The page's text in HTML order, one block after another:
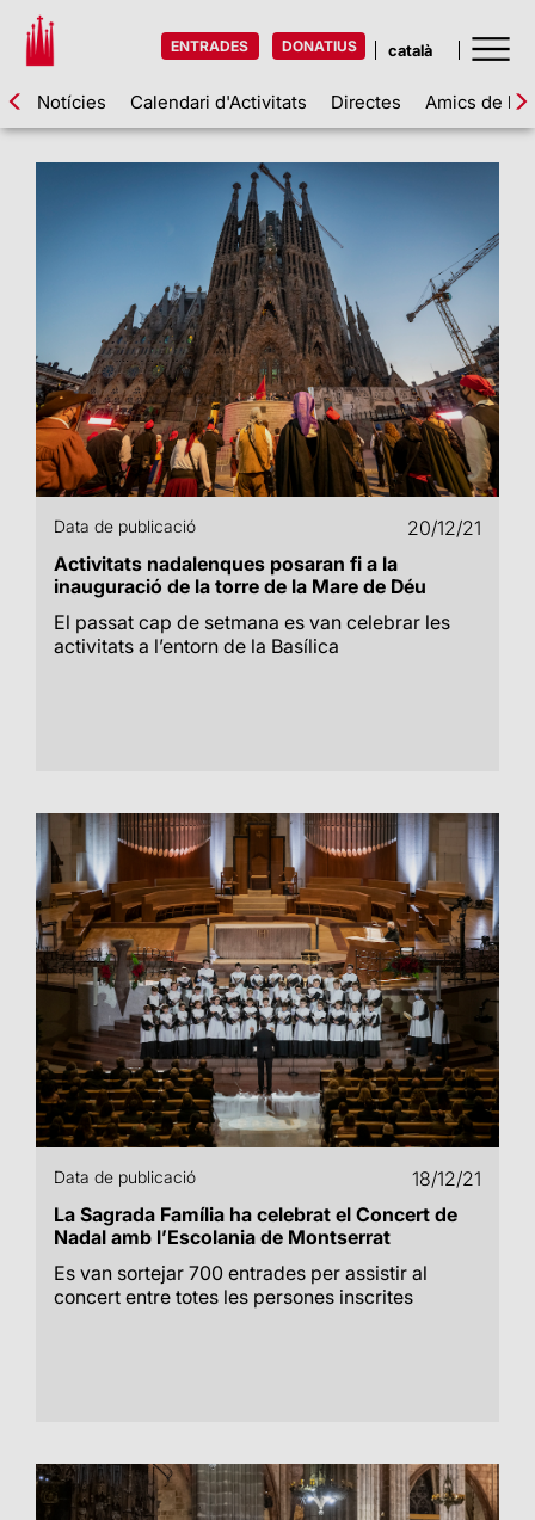
ENTRADES DONATIUS
Notícies Calendari d'Activitats Directes Amics de la
Data de publicació
20/12/21
Activitats nadalenques posaran fi a la
inauguració de la torre de la Mare de Déu
El passat cap de setmana es van celebrar les
activitats a l’entorn de la Basílica
Data de publicació
18/12/21
La Sagrada Família ha celebrat el Concert de
Nadal amb l’Escolania de Montserrat
Es van sortejar 700 entrades per assistir al
concert entre totes les persones inscrites